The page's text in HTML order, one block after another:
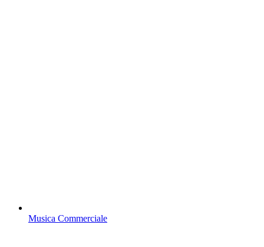
Musica Commerciale